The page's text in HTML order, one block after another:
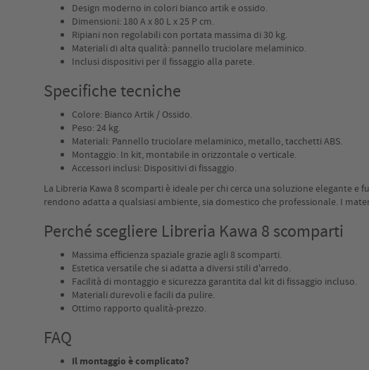
Design moderno in colori bianco artik e ossido.
Dimensioni: 180 A x 80 L x 25 P cm.
Ripiani non regolabili con portata massima di 30 kg.
Materiali di alta qualità: pannello truciolare melaminico.
Inclusi dispositivi per il fissaggio alla parete.
Specifiche tecniche
Colore: Bianco Artik / Ossido.
Peso: 24 kg.
Materiali: Pannello truciolare melaminico, metallo, tacchetti ABS.
Montaggio: In kit, montabile in orizzontale o verticale.
Accessori inclusi: Dispositivi di fissaggio.
La Libreria Kawa 8 scomparti è ideale per chi cerca una soluzione elegante
rendono adatta a qualsiasi ambiente, sia domestico che professionale. I
Perché scegliere Libreria Kawa 8 scomparti
Massima efficienza spaziale grazie agli 8 scomparti.
Estetica versatile che si adatta a diversi stili d'arredo.
Facilità di montaggio e sicurezza garantita dal kit di fissaggio incluso.
Materiali durevoli e facili da pulire.
Ottimo rapporto qualità-prezzo.
FAQ
Il montaggio è complicato?